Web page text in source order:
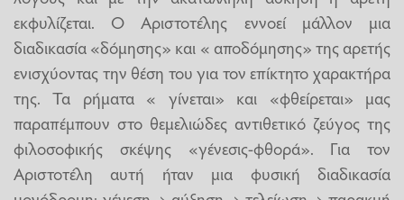
εκφυλίζεται. Ο Αριστοτέλης εννοεί μάλλον μια
διαδικασία «δόμησης» και « αποδόμησης» της αρετής
ενισχύοντας την θέση του για τον επίκτητο χαρακτήρα
της. Τα ρήματα « γίνεται» και «φθείρεται» μας
παραπέμπουν στο θεμελιώδες αντιθετικό ζεύγος της
φιλοσοφικής σκέψης «γένεσις-φθορά». Για τον
Αριστοτέλη αυτή ήταν μια φυσική διαδικασία